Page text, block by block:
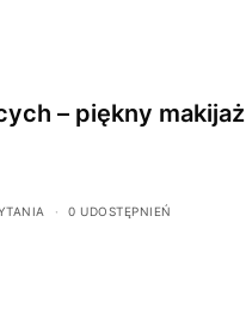
– piękny makijaż
0 UDOSTĘPNIEŃ